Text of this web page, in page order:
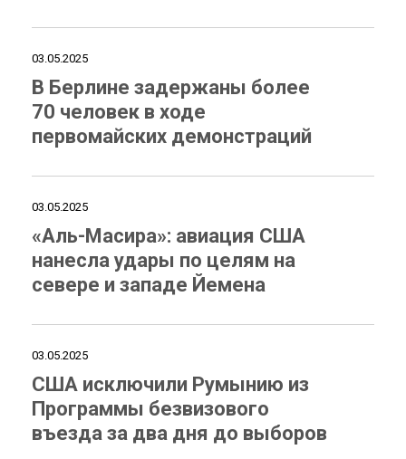
03.05.2025
В Берлине задержаны более
70 человек в ходе
первомайских демонстраций
03.05.2025
«Аль-Масира»: авиация США
нанесла удары по целям на
севере и западе Йемена
03.05.2025
США исключили Румынию из
Программы безвизового
въезда за два дня до выборов